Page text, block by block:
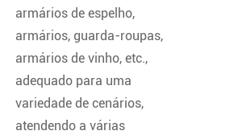
armários de espelho,
armários, guarda-roupas,
armários de vinho, etc.,
adequado para uma
variedade de cenários,
atendendo a várias